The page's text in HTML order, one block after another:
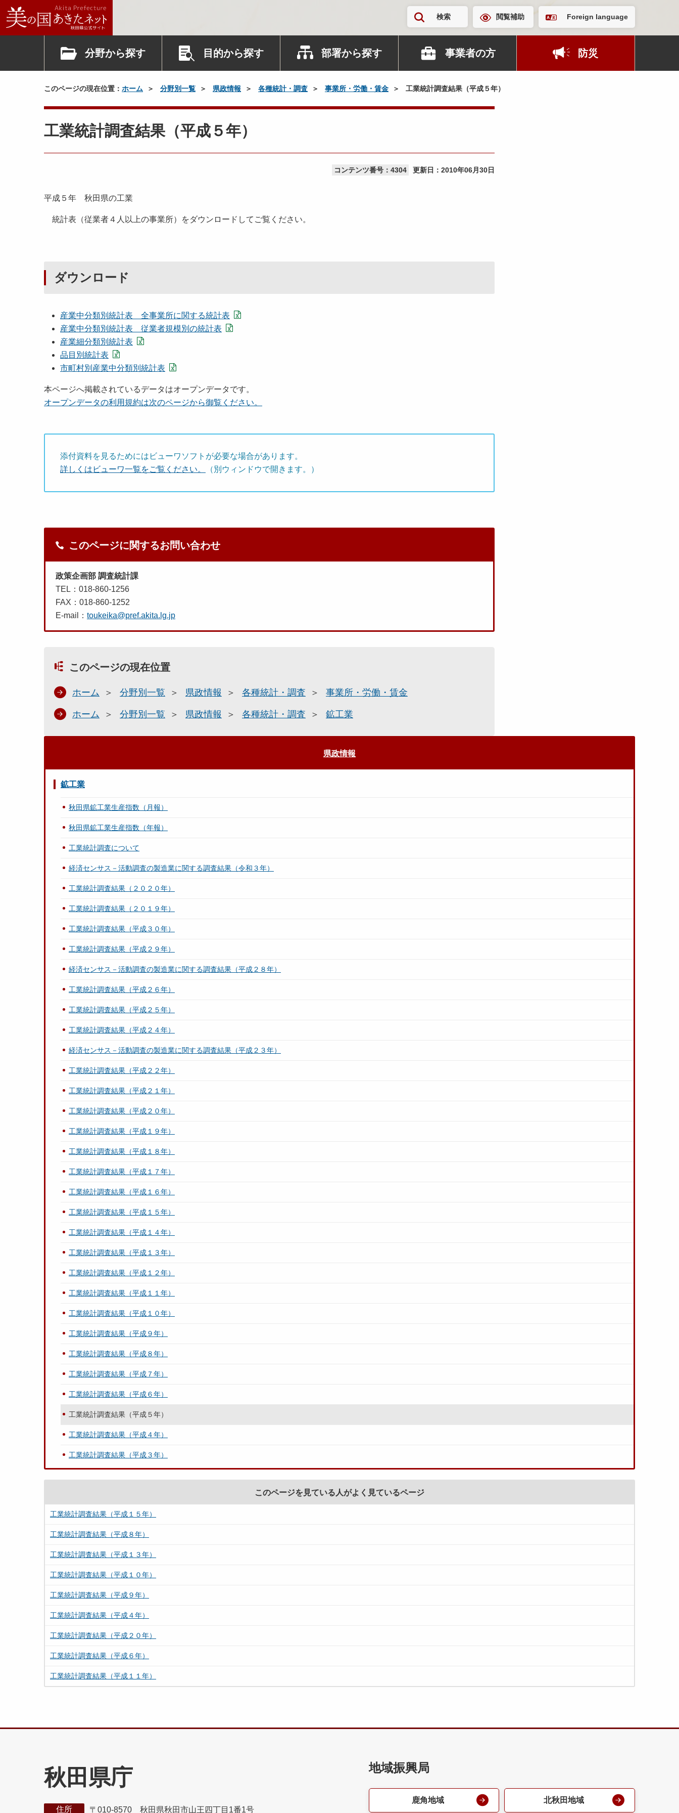
検索 閲覧補助 Foreign language
分野から探す 目的から探す 部署から探す 事業者の方 防災
このページの現在位置： ホーム 分野別一覧 県政情報 各種統計・調査 事業所・労働・賃金 工業統計調査結果（平成５年）
工業統計調査結果（平成５年）
コンテンツ番号：4304 更新日： 2010年06月30日
平成５年 秋田県の工業
統計表（従業者４人以上の事業所）をダウンロードしてご覧ください。
ダウンロード
産業中分類別統計表 全事業所に関する統計表
産業中分類別統計表 従業者規模別の統計表
産業細分類別統計表
品目別統計表
市町村別産業中分類別統計表
本ページへ掲載されているデータはオープンデータです。
オープンデータの利用規約は次のページから御覧ください。
添付資料を見るためにはビューワソフトが必要な場合があります。
詳しくはビューワ一覧をご覧ください。
（別ウィンドウで開きます。）
このページに関するお問い合わせ
政策企画部 調査統計課
TEL：018-860-1256
FAX：018-860-1252
E-mail： toukeika@pref.akita.lg.jp
このページの現在位置
ホーム 分野別一覧 県政情報 各種統計・調査 事業所・労働・賃金
ホーム 分野別一覧 県政情報 各種統計・調査 鉱工業
県政情報
鉱工業
秋田県鉱工業生産指数（月報）
秋田県鉱工業生産指数（年報）
工業統計調査について
経済センサス－活動調査の製造業に関する調査結果（令和３年）
工業統計調査結果（２０２０年）
工業統計調査結果（２０１９年）
工業統計調査結果（平成３０年）
工業統計調査結果（平成２９年）
経済センサス－活動調査の製造業に関する調査結果（平成２８年）
工業統計調査結果（平成２６年）
工業統計調査結果（平成２５年）
工業統計調査結果（平成２４年）
経済センサス－活動調査の製造業に関する調査結果（平成２３年）
工業統計調査結果（平成２２年）
工業統計調査結果（平成２１年）
工業統計調査結果（平成２０年）
工業統計調査結果（平成１９年）
工業統計調査結果（平成１８年）
工業統計調査結果（平成１７年）
工業統計調査結果（平成１６年）
工業統計調査結果（平成１５年）
工業統計調査結果（平成１４年）
工業統計調査結果（平成１３年）
工業統計調査結果（平成１２年）
工業統計調査結果（平成１１年）
工業統計調査結果（平成１０年）
工業統計調査結果（平成９年）
工業統計調査結果（平成８年）
工業統計調査結果（平成７年）
工業統計調査結果（平成６年）
工業統計調査結果（平成５年）
工業統計調査結果（平成４年）
工業統計調査結果（平成３年）
このページを見ている人がよく見ているページ
工業統計調査結果（平成１５年）
工業統計調査結果（平成８年）
工業統計調査結果（平成１３年）
工業統計調査結果（平成１０年）
工業統計調査結果（平成９年）
工業統計調査結果（平成４年）
工業統計調査結果（平成２０年）
工業統計調査結果（平成６年）
工業統計調査結果（平成１１年）
秋田県庁
住所 〒010-8570 秋田県秋田市山王四丁目1番1号
地域振興局
鹿角地域 北秋田地域